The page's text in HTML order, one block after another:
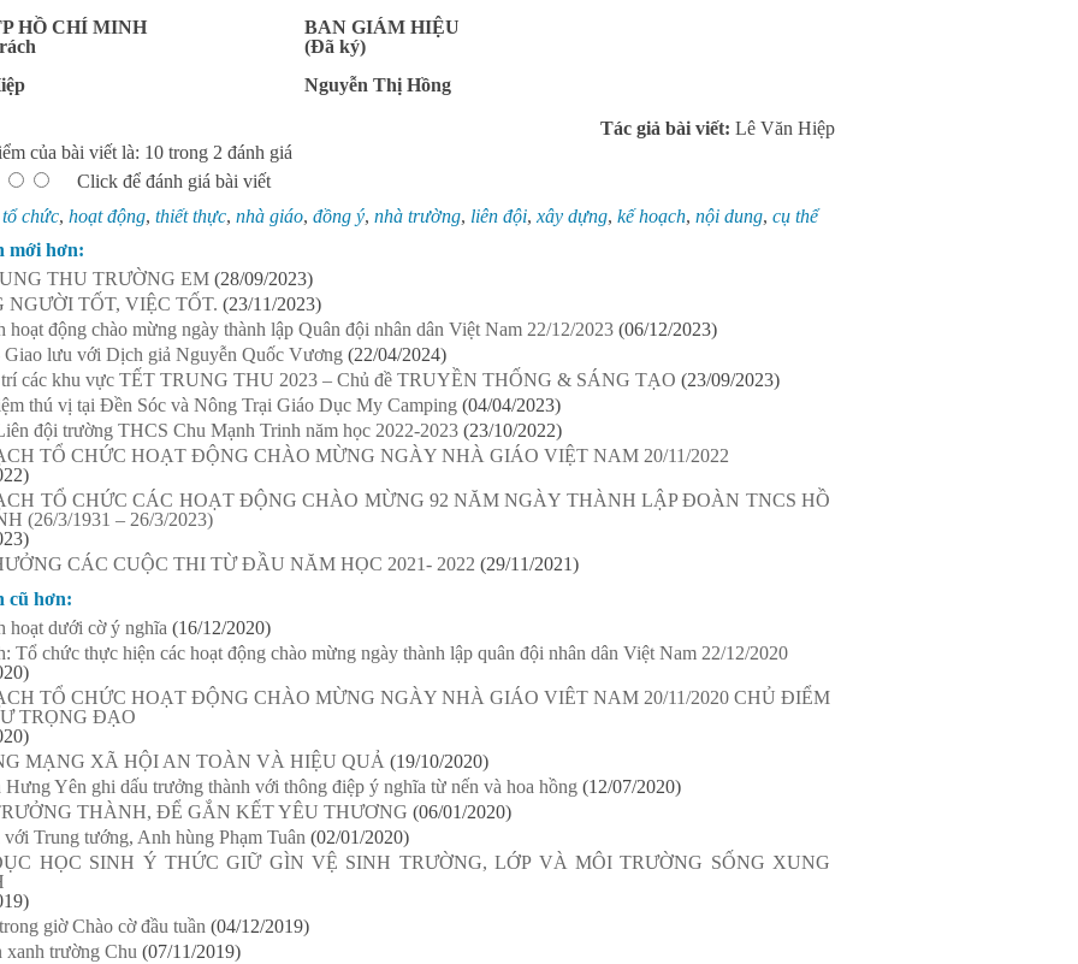
HỒ CHÍ MINH
BAN GIÁM HIỆU
(Đã ký)
Nguyễn Thị Hồng
Tác giả bài viết: Lê Văn Hiệp
của bài viết là: 10 trong 2 đánh giá
Click để đánh giá bài viết
tổ chức, hoạt động, thiết thực, nhà giáo, đồng ý, nhà trường, liên đội, xây dựng, kế hoạch, nội dung, cụ thể
mới hơn:
THU TRƯỜNG EM (28/09/2023)
NGƯỜI TỐT, VIỆC TỐT. (23/11/2023)
hoạt động chào mừng ngày thành lập Quân đội nhân dân Việt Nam 22/12/2023 (06/12/2023)
Giao lưu với Dịch giả Nguyễn Quốc Vương (22/04/2024)
trí các khu vực TẾT TRUNG THU 2023 – Chủ đề TRUYỀN THỐNG & SÁNG TẠO (23/09/2023)
thú vị tại Đền Sóc và Nông Trại Giáo Dục My Camping (04/04/2023)
đội trường THCS Chu Mạnh Trinh năm học 2022-2023 (23/10/2022)
TỔ CHỨC HOẠT ĐỘNG CHÀO MỪNG NGÀY NHÀ GIÁO VIỆT NAM 20/11/2022
TỔ CHỨC CÁC HOẠT ĐỘNG CHÀO MỪNG 92 NĂM NGÀY THÀNH LẬP ĐOÀN TNCS HỒ
(26/3/1931 – 26/3/2023)
CÁC CUỘC THI TỪ ĐẦU NĂM HỌC 2021- 2022 (29/11/2021)
cũ hơn:
hoạt dưới cờ ý nghĩa (16/12/2020)
Tổ chức thực hiện các hoạt động chào mừng ngày thành lập quân đội nhân dân Việt Nam 22/12/2020
TỔ CHỨC HOẠT ĐỘNG CHÀO MỪNG NGÀY NHÀ GIÁO VIÊT NAM 20/11/2020 CHỦ ĐIỂM
TRỌNG ĐẠO
MẠNG XÃ HỘI AN TOÀN VÀ HIỆU QUẢ (19/10/2020)
Hưng Yên ghi dấu trưởng thành với thông điệp ý nghĩa từ nến và hoa hồng (12/07/2020)
THÀNH, ĐỂ GẮN KẾT YÊU THƯƠNG (06/01/2020)
Trung tướng, Anh hùng Phạm Tuân (02/01/2020)
HỌC SINH Ý THỨC GIỮ GÌN VỆ SINH TRƯỜNG, LỚP VÀ MÔI TRƯỜNG SỐNG XUNG
giờ Chào cờ đầu tuần (04/12/2019)
xanh trường Chu (07/11/2019)